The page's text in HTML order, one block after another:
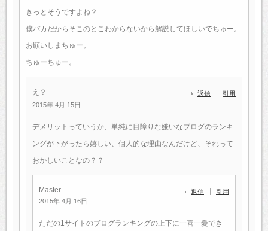
きっとそうですよね？
僕バカだからそこのとこわからないから解説してほしいでちゅー。
お願いしまちゅー。
ちゅーちゅー。
え？
2015年 4月 15日
返信 引用
デメリットっていうか、単純に目障りな嫌いなブログのランキ
ングが下がったら嬉しい、個人的な理由なんだけど、それって
おかしいことなの？？
Master
2015年 4月 16日
返信 引用
ただの1サイトのブログランキングの上下に一喜一憂でき